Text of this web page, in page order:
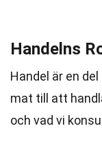
Handelns
Handel är en
mat till att
och vad vi